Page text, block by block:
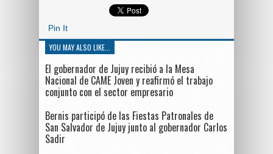
Pin It
YOU MAY ALSO LIKE...
El gobernador de Jujuy recibió a la Mesa
Nacional de CAME Joven y reafirmó el trabajo
conjunto con el sector empresario
Bernis participó de las Fiestas Patronales de
San Salvador de Jujuy junto al gobernador Carlos
Sadir